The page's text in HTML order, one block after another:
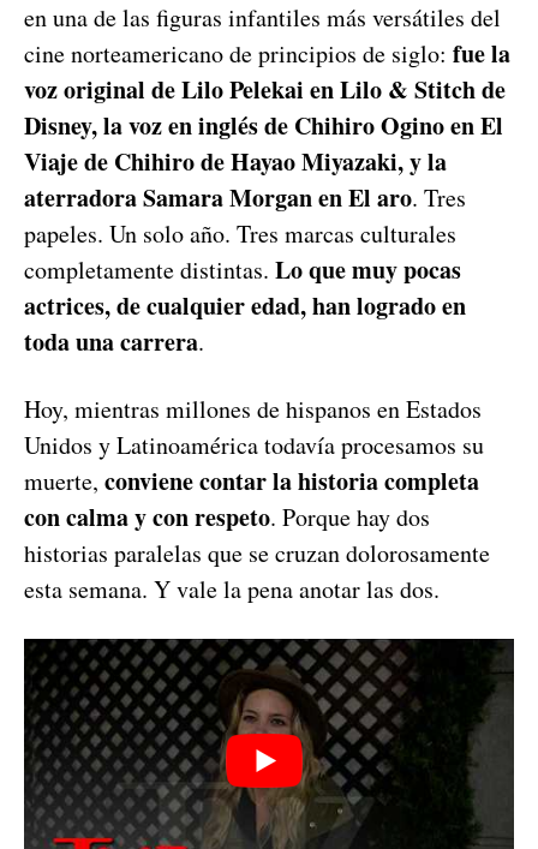
en una de las figuras infantiles más versátiles del
cine norteamericano de principios de siglo: fue la
voz original de Lilo Pelekai en Lilo & Stitch de
Disney, la voz en inglés de Chihiro Ogino en El
Viaje de Chihiro de Hayao Miyazaki, y la
aterradora Samara Morgan en El aro. Tres
papeles. Un solo año. Tres marcas culturales
completamente distintas. Lo que muy pocas
actrices, de cualquier edad, han logrado en
toda una carrera.
Hoy, mientras millones de hispanos en Estados
Unidos y Latinoamérica todavía procesamos su
muerte, conviene contar la historia completa
con calma y con respeto. Porque hay dos
historias paralelas que se cruzan dolorosamente
esta semana. Y vale la pena anotar las dos.